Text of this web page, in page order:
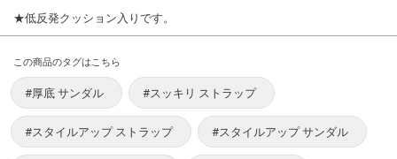
★低反発クッション入りです。
この商品のタグはこちら
#厚底 サンダル #スッキリ ストラップ
#スタイルアップ ストラップ #スタイルアップ サンダル